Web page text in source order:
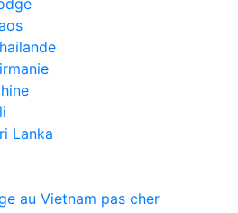
Lanka
au Vietnam pas cher